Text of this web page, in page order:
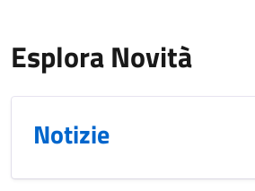
Esplora Novità
Notizie